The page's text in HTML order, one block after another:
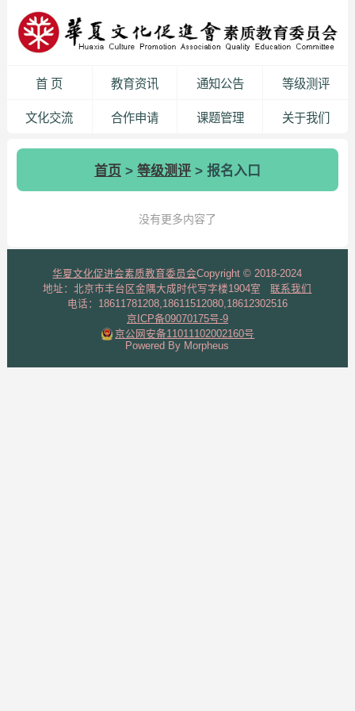
首 页 教育资讯 通知公告 等级测评
文化交流 合作申请 课题管理 关于我们
首页 > 等级测评> 报名入口
没有更多内容了
华夏文化促进会素质教育委员会Copyright © 2018-2024
地址：北京市丰台区金隅大成时代写字楼1904室联系我们
电话：18611781208,18611512080,18612302516
京ICP备09070175号-9
京公网安备11011102002160号
Powered By Morpheus